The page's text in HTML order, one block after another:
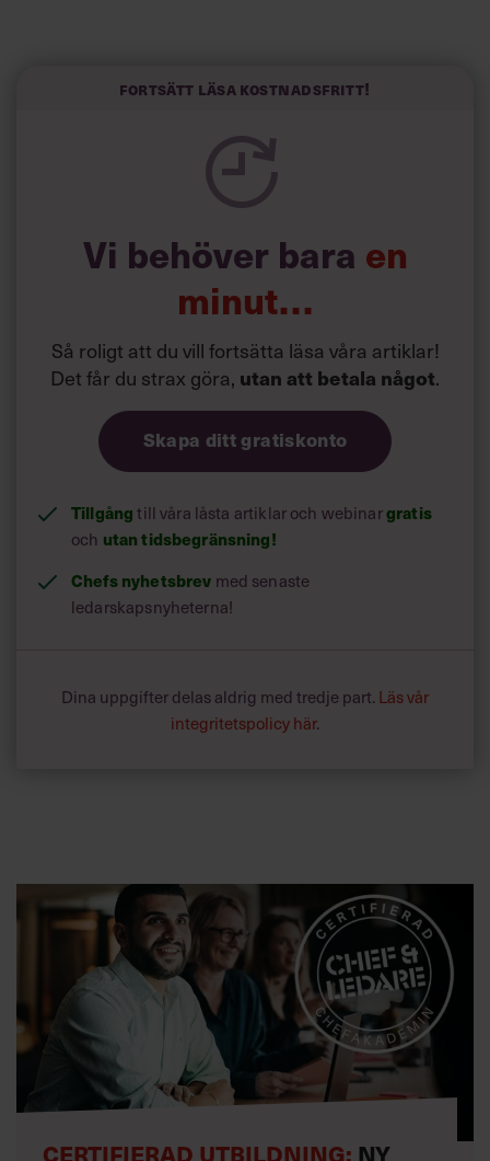
vanliga mötesrummet. Det blir direkt en annan känsla”,
”Stressen bara rinner av”, intygar hon.
miljoner att bygga. Det finns även 90 lägenheter i nära
anslutning till byggnaden i det fria.
Fortsätt läsa kostnadsfritt!
Vi behöver bara en
minut…
Så roligt att du vill fortsätta läsa våra artiklar!
Det får du strax göra, utan att betala något.
Skapa ditt gratiskonto
Tillgångtill våra låsta artiklar och webinargratis
och utan tidsbegränsning!
Chefs nyhetsbrev med senaste
ledarskapsnyheterna!
Dina uppgifter delas aldrig med tredje part. Läs vår
integritetspolicy här.
CERTIFIERAD UTBILDNING: NY